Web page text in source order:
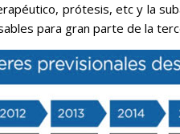
prótesis, etc y la
para gran parte de la